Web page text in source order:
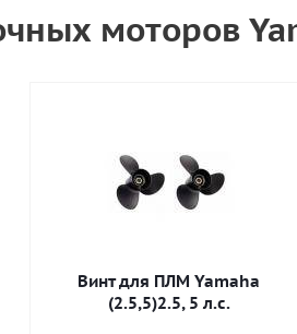
моторов
Винт для ПЛМ Yamaha
(2.5,5)2.5, 5 л.с.